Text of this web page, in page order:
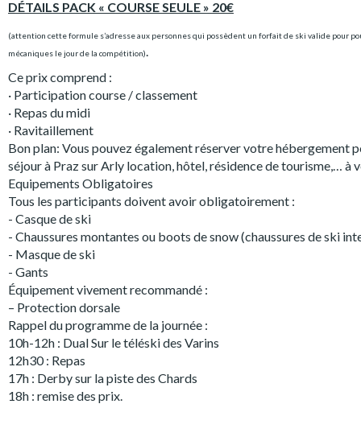
DÉTAILS PACK « COURSE SEULE » 20€
(attention cette formule s’adresse aux personnes qui possèdent un forfait de ski valide pour
mécaniques le jour de la compétition)
Ce prix comprend :
· Participation course / classement
· Repas du midi
· Ravitaillement
Bon plan: Vous pouvez également réserver votre hébergement
séjour à Praz sur Arly location, hôtel, résidence de tourisme,… à
Equipements Obligatoires
Tous les participants doivent avoir obligatoirement :
- Casque de ski
- Chaussures montantes ou boots de snow (chaussures de ski
- Masque de ski
- Gants
Équipement vivement recommandé :
– Protection dorsale
Rappel du programme de la journée :
10h-12h : Dual Sur le téléski des Varins
12h30 : Repas
17h : Derby sur la piste des Chards
18h : remise des prix.